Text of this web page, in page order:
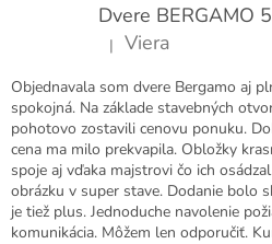
Hodnotenie produktu je 5
| Viera
Objednavala som dvere Bergamo aj
spokojná. Na základe stavebných
pohotovo zostavili cenovu ponuku.
cena ma milo prekvapila. Obložky
spoje aj vďaka majstrovi čo ich
obrázku v super stave. Dodanie bolo
je tiež plus. Jednoduche navolenie
komunikácia. Môžem len odporučiť.